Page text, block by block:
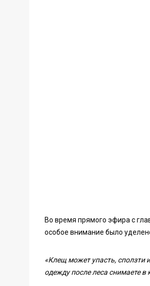
Во время прямого эфира с
особое внимание было
«Клещ может упасть, сползти
одежду после леса снимаете в